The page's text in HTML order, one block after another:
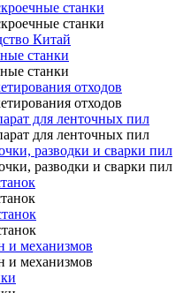
станки
станки
Китай
станки
станки
отходов
отходов
для ленточных пил
для ленточных пил
разводки и сварки пил
разводки и сварки пил
и механизмов
и механизмов